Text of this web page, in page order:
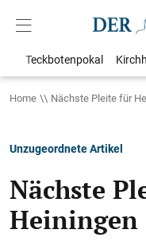
Teckbotenpokal
Home Nächste Pleite für
Unzugeordnete Artikel
Nächste
Heiningen